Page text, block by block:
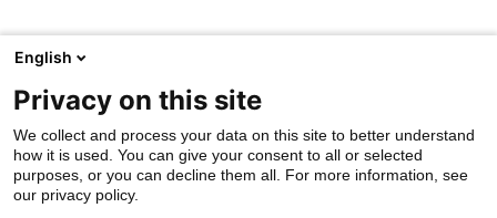
English
Privacy on this site
We collect and process your data on this site to better understand
how it is used. You can give your consent to all or selected
purposes, or you can decline them all. For more information, see
our privacy policy.